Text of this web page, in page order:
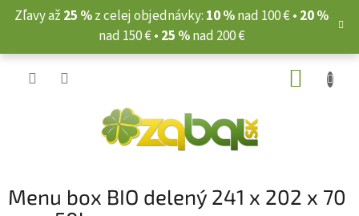
Prejsť
Zľavy až 25 %z celej objednávky: 10 %nad 100 € • 20 %
nad 150 € • 25 %nad 200 €
Menu box BIO delený 241 x 202 x 70